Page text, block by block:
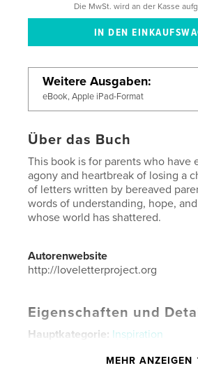
Die MwSt. wird an der Kasse
Weitere Ausgaben
eBook, Apple iPad-Format
Über das Buch
This book is for parents who have
agony and heartbreak of losing a
of letters written by bereaved
words of understanding, hope,
whose world has shattered.
Autorenwebsite
http://loveletterproject.org
Eigenschaften und
Hauptkategorie: Inspiration
Weitere Kategorien Familie &
MEHR ANZEIGEN